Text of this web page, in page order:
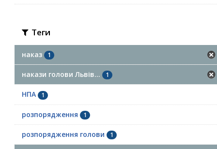
Теги
наказ 1
накази голови Львів... 1
НПА 1
розпорядження 1
розпорядження голови 1